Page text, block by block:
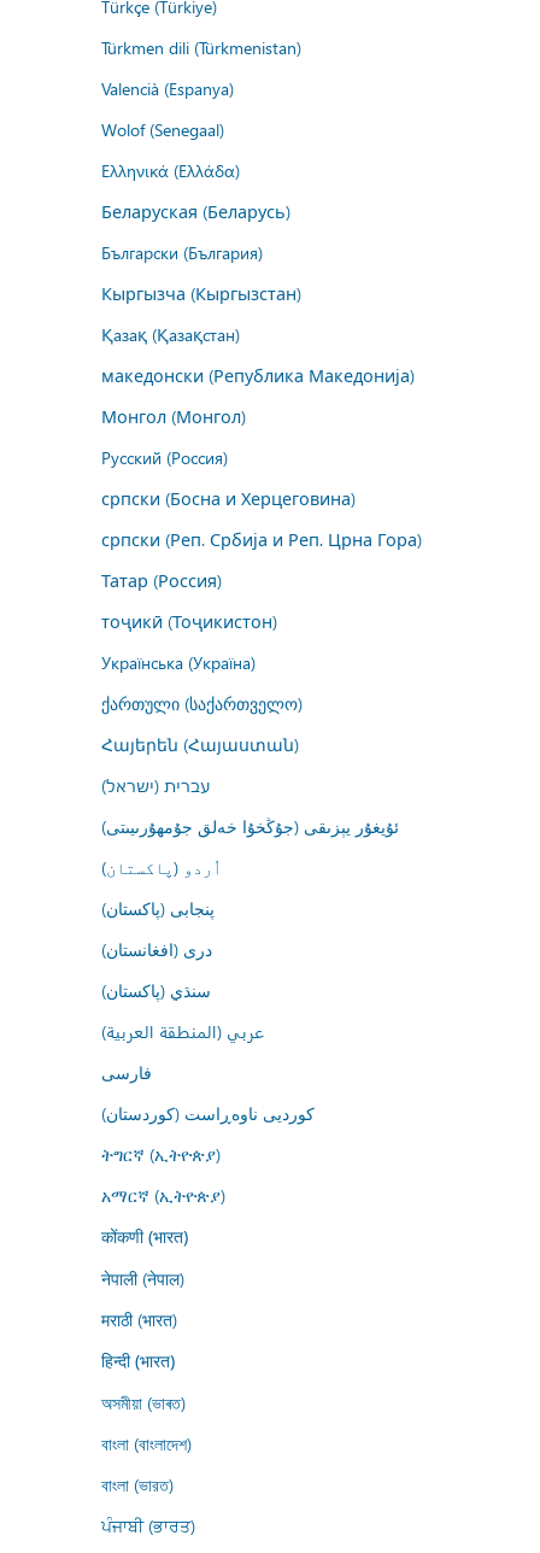
Türkçe (Türkiye)
Türkmen dili (Türkmenistan)
Valencià (Espanya)
Wolof (Senegaal)
Ελληνικά (Ελλάδα)
Беларуская (Беларусь)
Български (България)
Кыргызча (Кыргызстан)
Қазақ (Қазақстан)
македонски (Република Македонија)
Монгол (Монгол)
Русский (Россия)
српски (Босна и Херцеговина)
српски (Реп. Србија и Реп. Црна Гора)
Татар (Россия)
тоҷикӣ (Тоҷикистон)
Українська (Україна)
ქართული (საქართველო)
Հայերեն (Հայաստան)
עברית (ישראל)
ئۇيغۇر يېزىقى (جۇڭخۇا خەلق جۇمھۇرىيىتى)
اُردو (پاکستان)
پنجابی (پاکستان)
درى (افغانستان)
سنڌي (پاکستان)
عربي (المنطقة العربية)
فارسى
کوردیی ناوەڕاست (کوردستان)
ትግርኛ (ኢትዮጵያ)
አማርኛ (ኢትዮጵያ)
कोंकणी (भारत)
नेपाली (नेपाल)
मराठी (भारत)
हिन्दी (भारत)
অসমীয়া (ভাৰত)
বাংলা (বাংলাদেশ)
বাংলা (ভারত)
ਪੰਜਾਬੀ (ਭਾਰਤ)